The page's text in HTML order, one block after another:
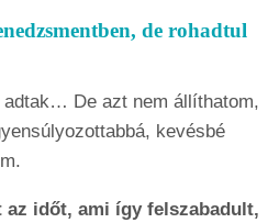
de rohadtul
adtak… De azt nem állíthatom,
kevésbé
az időt, ami így felszabadult,